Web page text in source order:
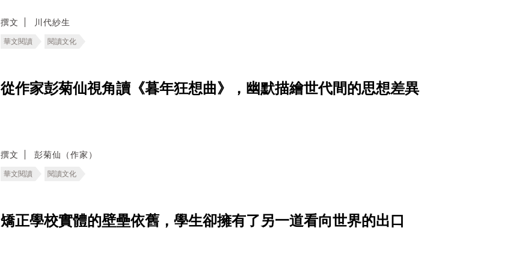
撰文 川代紗生
華文閱讀 閱讀文化
從作家彭菊仙視角讀《暮年狂想曲》，幽默描繪世代間的思想差異
撰文 彭菊仙（作家）
華文閱讀 閱讀文化
矯正學校實體的壁壘依舊，學生卻擁有了另一道看向世界的出口